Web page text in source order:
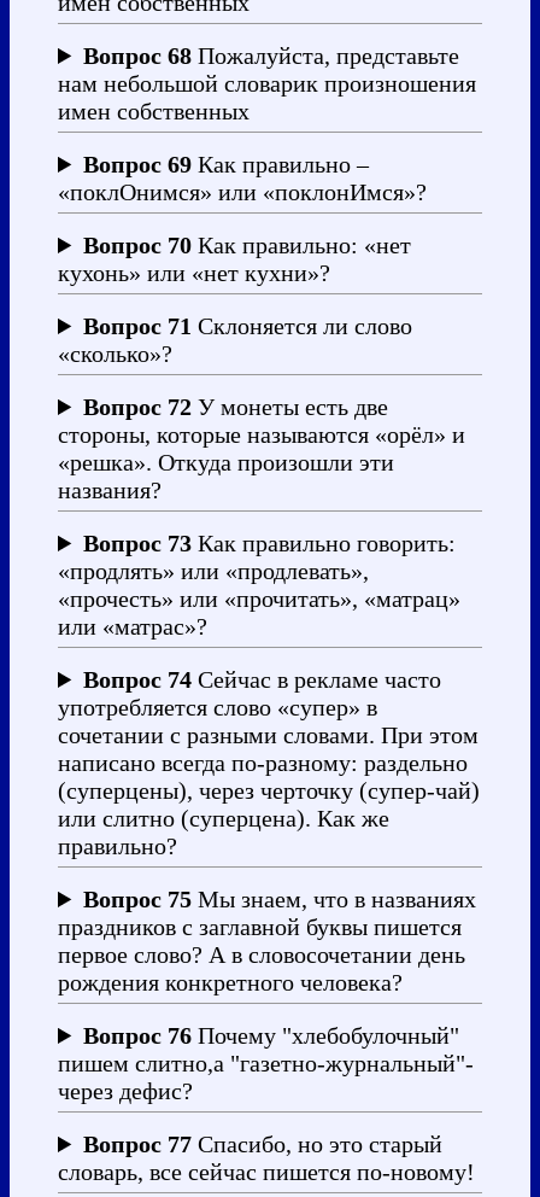
Вопрос 68 Пожалуйста, представьте
нам небольшой словарик произношения
имен собственных
Вопрос 69 Как правильно –
«поклОнимся» или «поклонИмся»?
Вопрос 70 Как правильно: «нет
кухонь» или «нет кухни»?
Вопрос 71 Склоняется ли слово
«сколько»?
Вопрос 72 У монеты есть две
стороны, которые называются «орёл» и
«решка». Откуда произошли эти
названия?
Вопрос 73 Как правильно говорить:
«продлять» или «продлевать»,
«прочесть» или «прочитать», «матрац»
или «матрас»?
Вопрос 74 Сейчас в рекламе часто
употребляется слово «супер» в
сочетании с разными словами. При этом
написано всегда по-разному: раздельно
(суперцены), через черточку (супер-чай)
или слитно (суперцена). Как же
правильно?
Вопрос 75 Мы знаем, что в названиях
праздников с заглавной буквы пишется
первое слово? А в словосочетании день
рождения конкретного человека?
Вопрос 76 Почему "хлебобулочный"
пишем слитно,а "газетно-журнальный"-
через дефис?
Вопрос 77 Спасибо, но это старый
словарь, все сейчас пишется по-новому!